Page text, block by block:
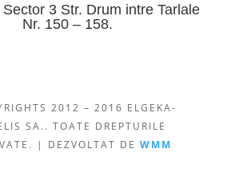
3 Str. Drum intre Tarlale
Nr. 150 – 158.
2012 – 2016 ELGEKA-
SA.. TOATE DREPTURILE
| DEZVOLTAT DEWMM